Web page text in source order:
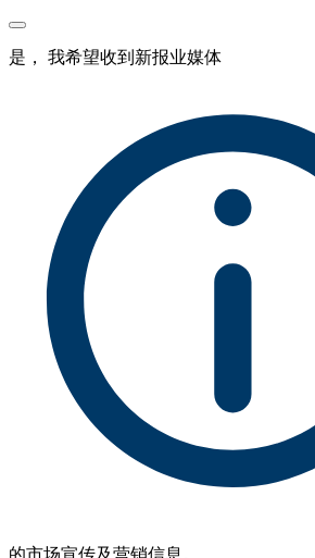
是， 我希望收到新报业媒体
的市场宣传及营销信息。